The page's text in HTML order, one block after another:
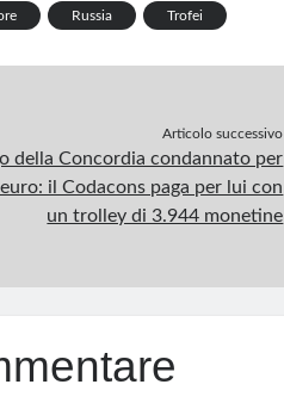
Russia Trofei
Articolo successivo
della Concordia condannato per
il Codacons paga per lui con
un trolley di 3.944 monetine